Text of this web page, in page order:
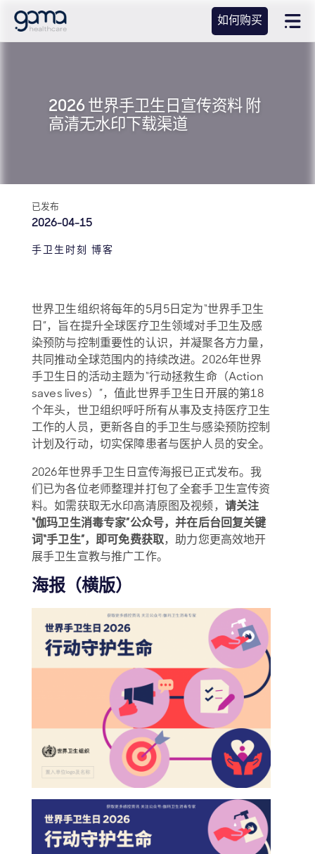
如何购买
2026 世界手卫生日宣传资料 附
高清无水印下载渠道
已发布
2026-04-15
手卫生时刻 博客
世界卫生组织将每年的5月5日定为“世界手卫生
日”，旨在提升全球医疗卫生领域对手卫生及感
染预防与控制重要性的认识，并凝聚各方力量，
共同推动全球范围内的持续改进。2026年世界
手卫生日的活动主题为“行动拯救生命（Action
saves lives）”，值此世界手卫生日开展的第18
个年头，世卫组织呼吁所有从事及支持医疗卫生
工作的人员，更新各自的手卫生与感染预防控制
计划及行动，切实保障患者与医护人员的安全。
2026年世界手卫生日宣传海报已正式发布。我
们已为各位老师整理并打包了全套手卫生宣传资
料。如需获取无水印高清原图及视频， 请关注
“伽玛卫生消毒专家”公众号，并在后台回复关键
词“手卫生”，即可免费获取，助力您更高效地开
展手卫生宣教与推广工作。
海报（横版）